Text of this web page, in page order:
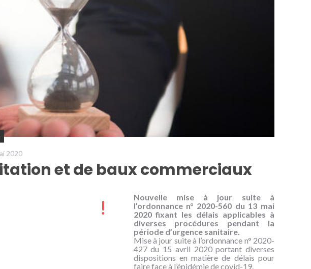
2020
et de baux commerciaux
Nouvelle mise à jour suite à
l’ordonnance n° 2020-560 du 13 mai
2020 fixant les délais applicables à
diverses procédures pendant la
période d’urgence sanitaire.
Mise à jour suite à l’ordonnance n° 2020-
427 du 15 avril 2020 portant diverses
dispositions en matière de délais pour
faire face à l’épidémie de covid-19.